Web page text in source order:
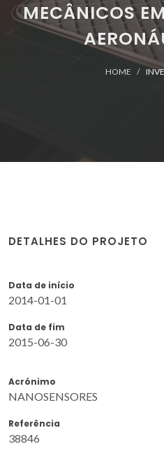
MECÂNICOS
HOME
DETALHES DO PROJETO
Data de início
2014-01-01
Data de fim
2015-06-30
Acrónimo
NANOSENSORES
Referência
38846